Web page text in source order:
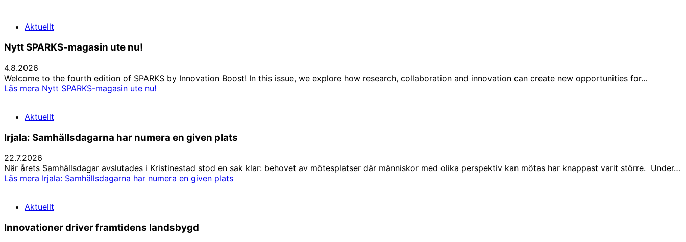
Aktuellt
Nytt SPARKS-magasin ute nu!
4.8.2026
Welcome to the fourth edition of SPARKS by Innovation Boost! In this issue, we explore how research, collaboration and innovation can create new opportunities for…
Läs mera Nytt SPARKS-magasin ute nu!
Aktuellt
Irjala: Samhällsdagarna har numera en given plats
22.7.2026
När årets Samhällsdagar avslutades i Kristinestad stod en sak klar: behovet av mötesplatser där människor med olika perspektiv kan mötas har knappast varit större. Under…
Läs mera Irjala: Samhällsdagarna har numera en given plats
Aktuellt
Innovationer driver framtidens landsbygd